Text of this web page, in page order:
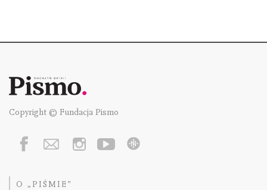
Copyright © Fundacja Pismo
O „PIŚMIE”